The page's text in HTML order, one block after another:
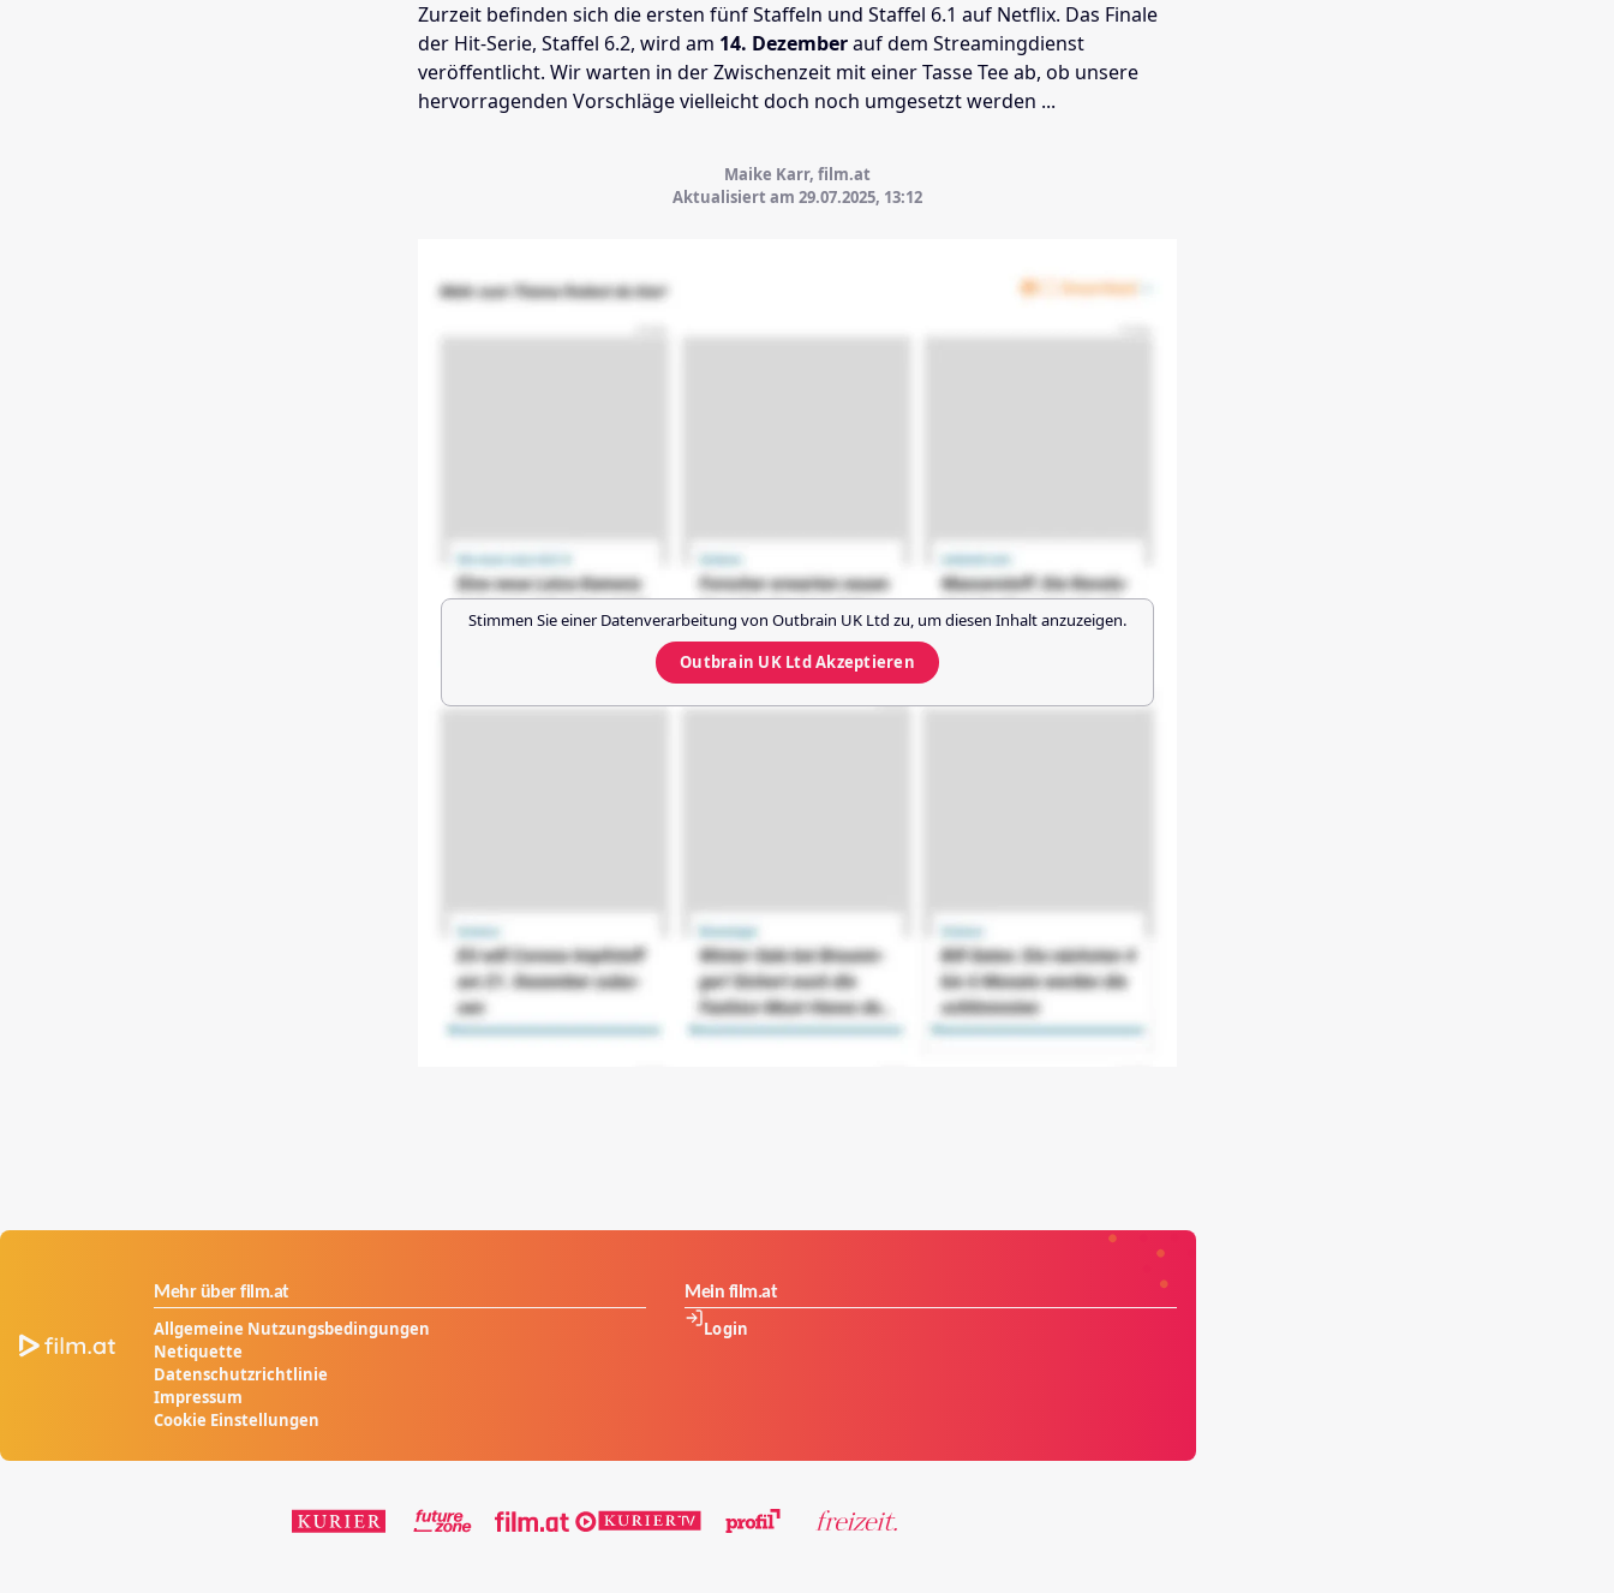
Zurzeit befinden sich die ersten fünf Staffeln und Staffel 6.1 auf Netflix. Das Finale
der Hit-Serie, Staffel 6.2, wird am 14. Dezemberauf dem Streamingdienst
veröffentlicht. Wir warten in der Zwischenzeit mit einer Tasse Tee ab, ob unsere
hervorragenden Vorschläge vielleicht doch noch umgesetzt werden ...
Maike Karr, film.at
Aktualisiert am 29.07.2025, 13:12
Stimmen Sie einer Datenverarbeitung von Outbrain UK Ltd zu, um diesen Inhalt anzuzeigen.
Outbrain UK Ltd Akzeptieren
Mehr über film.at
Allgemeine Nutzungsbedingungen
Netiquette
Datenschutzrichtlinie
Impressum
Cookie Einstellungen
Mein film.at
Login